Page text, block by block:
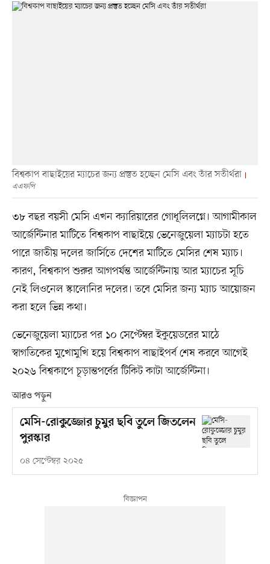
বিশ্বকাপ বাছাইয়ের ম্যাচের জন্য প্রস্তুত হচ্ছেন মেসি এবং তাঁর সতীর্থরা
এএফপি
৩৮ বছর বয়সী মেসি এখন ক্যারিয়ারের গোধূলিলগ্নে। আগামীকাল
আর্জেন্টিনার মাটিতে বিশ্বকাপ বাছাইয়ে ভেনেজুয়েলা ম্যাচটা হতে
পারে জাতীয় দলের জার্সিতে দেশের মাটিতে মেসির শেষ ম্যাচ।
কারণ, বিশ্বকাপ শুরুর আগপর্যন্ত আর্জেন্টিনায় আর ম্যাচের সূচি
নেই লিওনেল স্কালোনির দলের। তবে মেসির জন্য ম্যাচ আয়োজন
করা হলে ভিন্ন কথা।
ভেনেজুয়েলা ম্যাচের পর ১০ সেপ্টেম্বর ইকুয়েডরের মাঠে
স্বাগতিকের মুখোমুখি হয়ে বিশ্বকাপ বাছাইপর্ব শেষ করবে আগেই
২০২৬ বিশ্বকাপে চূড়ান্তপর্বের টিকিট কাটা আর্জেন্টিনা।
আরও পড়ুন
মেসি-রোকুজ্জোর চুমুর ছবি তুলে জিতলেন
পুরস্কার
০৪ সেপ্টেম্বর ২০২৫